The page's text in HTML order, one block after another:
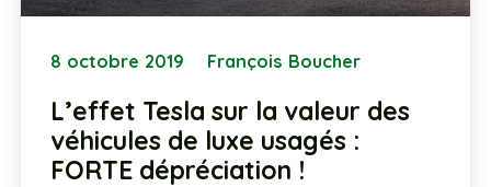
8 octobre 2019 François Boucher
L’effet Tesla sur la valeur des
véhicules de luxe usagés :
FORTE dépréciation !